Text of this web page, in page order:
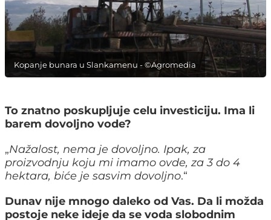
Kopanje bunara u Slankamenu - ©Agromedia
To znatno poskupljuje celu investiciju. Ima li
barem dovoljno vode?
„Nažalost, nema je dovoljno. Ipak, za
proizvodnju koju mi imamo ovde, za 3 do 4
hektara, biće je sasvim dovoljno.“
Dunav nije mnogo daleko od Vas. Da li možda
postoje neke ideje da se voda slobodnim